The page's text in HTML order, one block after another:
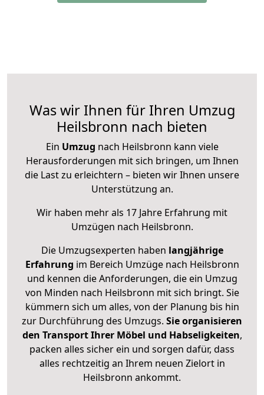
Was wir Ihnen für Ihren Umzug
Heilsbronn nach bieten
Ein Umzug nach Heilsbronn kann viele
Herausforderungen mit sich bringen, um Ihnen
die Last zu erleichtern – bieten wir Ihnen unsere
Unterstützung an.
Wir haben mehr als 17 Jahre Erfahrung mit
Umzügen nach Heilsbronn.
Die Umzugsexperten haben langjährige
Erfahrung im Bereich Umzüge nach Heilsbronn
und kennen die Anforderungen, die ein Umzug
von Minden nach Heilsbronn mit sich bringt. Sie
kümmern sich um alles, von der Planung bis hin
zur Durchführung des Umzugs. Sie organisieren
den Transport Ihrer Möbel und Habseligkeiten,
packen alles sicher ein und sorgen dafür, dass
alles rechtzeitig an Ihrem neuen Zielort in
Heilsbronn ankommt.